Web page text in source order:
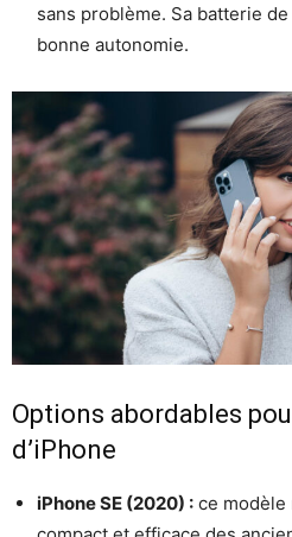
sans problème. Sa batterie
bonne autonomie.
Options abordables
d’iPhone
iPhone SE (2020) : ce modèle